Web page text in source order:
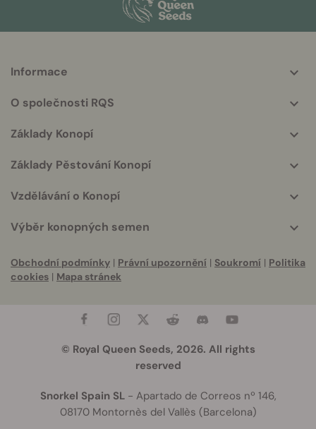
More
info
Informace
O společnosti RQS
Základy Konopí
Základy Pěstování Konopí
Vzdělávání o Konopí
Výběr konopných semen
Obchodní podmínky | Právní upozornění | Soukromí | Politika
cookies | Mapa stránek
© Royal Queen Seeds, 2026. All rights
reserved
Snorkel Spain SL- Apartado de Correos nº 146,
08170 Montornès del Vallès (Barcelona)